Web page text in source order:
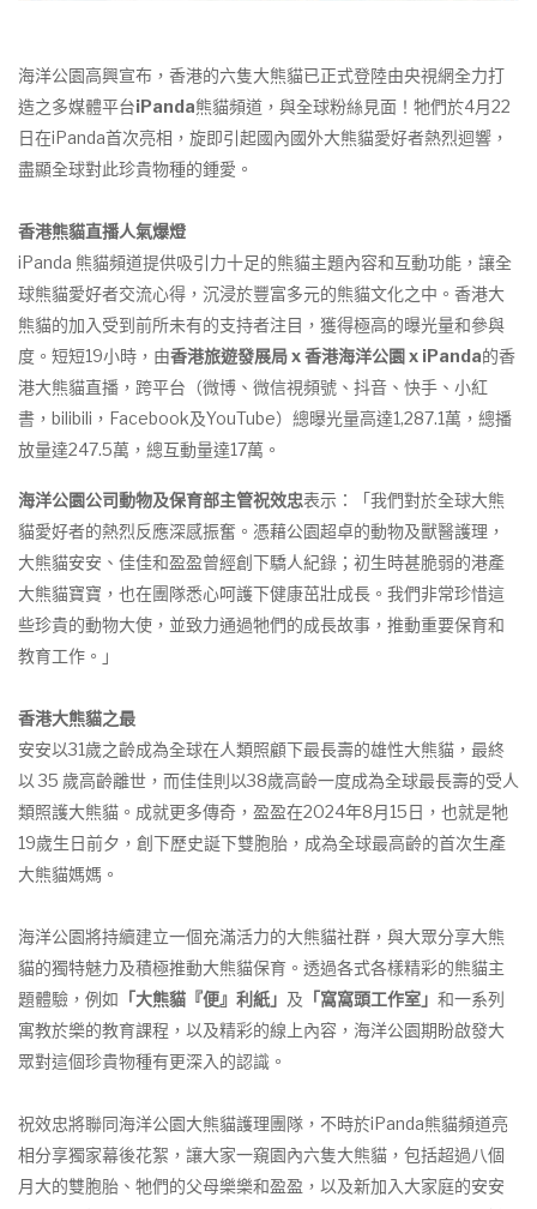
海洋公園高興宣布，香港的六隻大熊貓已正式登陸由央視網全力打
造之多媒體平台iPanda熊貓頻道，與全球粉絲見面！牠們於4月22
日在iPanda首次亮相，旋即引起國內國外大熊貓愛好者熱烈迴響，
盡顯全球對此珍貴物種的鍾愛。
香港熊貓直播人氣爆燈
iPanda 熊貓頻道提供吸引力十足的熊貓主題內容和互動功能，讓全
球熊貓愛好者交流心得，沉浸於豐富多元的熊貓文化之中。香港大
熊貓的加入受到前所未有的支持者注目，獲得極高的曝光量和參與
度。短短19小時，由香港旅遊發展局x香港海洋公園x iPanda的香
港大熊貓直播，跨平台（微博、微信視頻號、抖音、快手、小紅
書，bilibili，Facebook及YouTube）總曝光量高達1,287.1萬，總播
放量達247.5萬，總互動量達17萬。
海洋公園公司動物及保育部主管祝效忠表示：「我們對於全球大熊
貓愛好者的熱烈反應深感振奮。憑藉公園超卓的動物及獸醫護理，
大熊貓安安、佳佳和盈盈曾經創下驕人紀錄；初生時甚脆弱的港產
大熊貓寶寶，也在團隊悉心呵護下健康茁壯成長。我們非常珍惜這
些珍貴的動物大使，並致力通過牠們的成長故事，推動重要保育和
教育工作。」
香港大熊貓之最
安安以31歲之齡成為全球在人類照顧下最長壽的雄性大熊貓，最終
以 35 歲高齡離世，而佳佳則以38歲高齡一度成為全球最長壽的受人
類照護大熊貓。成就更多傳奇，盈盈在2024年8月15日，也就是牠
19歲生日前夕，創下歷史誕下雙胞胎，成為全球最高齡的首次生產
大熊貓媽媽。
海洋公園將持續建立一個充滿活力的大熊貓社群，與大眾分享大熊
貓的獨特魅力及積極推動大熊貓保育。透過各式各樣精彩的熊貓主
題體驗，例如 「大熊貓『便』利紙」 及 「窩窩頭工作室」 和一系列
寓教於樂的教育課程，以及精彩的線上內容，海洋公園期盼啟發大
眾對這個珍貴物種有更深入的認識。
祝效忠將聯同海洋公園大熊貓護理團隊，不時於iPanda熊貓頻道亮
相分享獨家幕後花絮，讓大家一窺園內六隻大熊貓，包括超過八個
月大的雙胞胎、牠們的父母樂樂和盈盈，以及新加入大家庭的安安